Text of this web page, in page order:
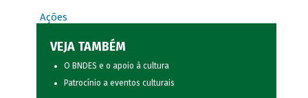
Ações
VEJA TAMBÉM
O BNDES e o apoio à cultura
Patrocínio a eventos culturais